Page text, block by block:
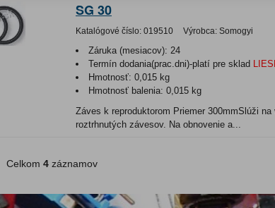
SG 30
Katalógové číslo: 019510 Výrobca: Somogyi
Záruka (mesiacov): 24
Termín dodania(prac.dni)-platí pre sklad
Hmotnosť: 0,015 kg
Hmotnosť balenia: 0,015 kg
Záves k reproduktorom Priemer 300mmSlúži
roztrhnutých závesov. Na obnovenie a...
Celkom 4 záznamov